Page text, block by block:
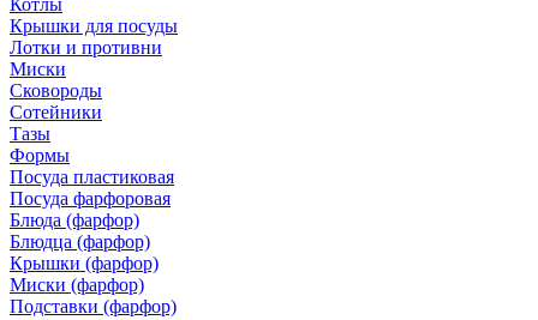
Котлы
Крышки для посуды
Лотки и противни
Миски
Сковороды
Сотейники
Тазы
Формы
Посуда пластиковая
Посуда фарфоровая
Блюда (фарфор)
Блюдца (фарфор)
Крышки (фарфор)
Миски (фарфор)
Подставки (фарфор)